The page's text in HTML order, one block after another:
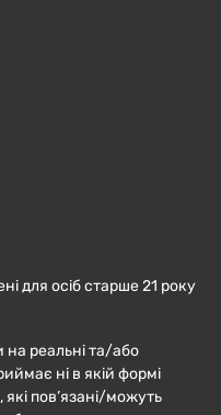
для осіб старше 21 року
на реальні та/або
ні в якій формі
пов’язані/можуть